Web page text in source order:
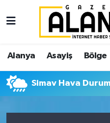
Alanya Asayiş Bölge
Simav Hava
Alanya
Asayiş
Bölge
Siyaset
İstanbul Nöbetçi
İstanbul Hava Durumu
İstanbul Trafik
Süper Lig Puan